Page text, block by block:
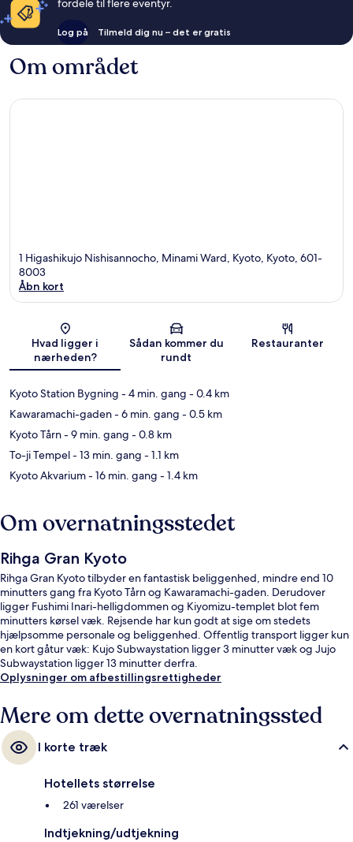
Log på Tilmeld dig nu – det er gratis
Om området
1 Higashikujo Nishisannocho, Minami Ward, Kyoto, Kyoto, 601-
8003
Åbn kort
Hvad ligger i
nærheden?
Sådan kommer du
rundt
Restauranter
Kyoto Station Bygning - 4 min. gang - 0.4 km
Kawaramachi-gaden- 6 min. gang - 0.5 km
Kyoto Tårn- 9 min. gang - 0.8 km
To-ji Tempel- 13 min. gang - 1.1 km
Kyoto Akvarium- 16 min. gang - 1.4 km
Om overnatningsstedet
Rihga Gran Kyoto
Rihga Gran Kyoto tilbyder en fantastisk beliggenhed, mindre end 10
minutters gang fra Kyoto Tårn og Kawaramachi-gaden. Derudover
ligger Fushimi Inari-helligdommen og Kiyomizu-templet blot fem
minutters kørsel væk. Rejsende har kun godt at sige om stedets
hjælpsomme personale og beliggenhed. Offentlig transport ligger kun
en kort gåtur væk: Kujo Subwaystation ligger 3 minutter væk og Jujo
Subwaystation ligger 13 minutter derfra.
Oplysninger om afbestillingsrettigheder
Mere om dette overnatningssted
I korte træk
Hotellets størrelse
261 værelser
Indtjekning/udtjekning